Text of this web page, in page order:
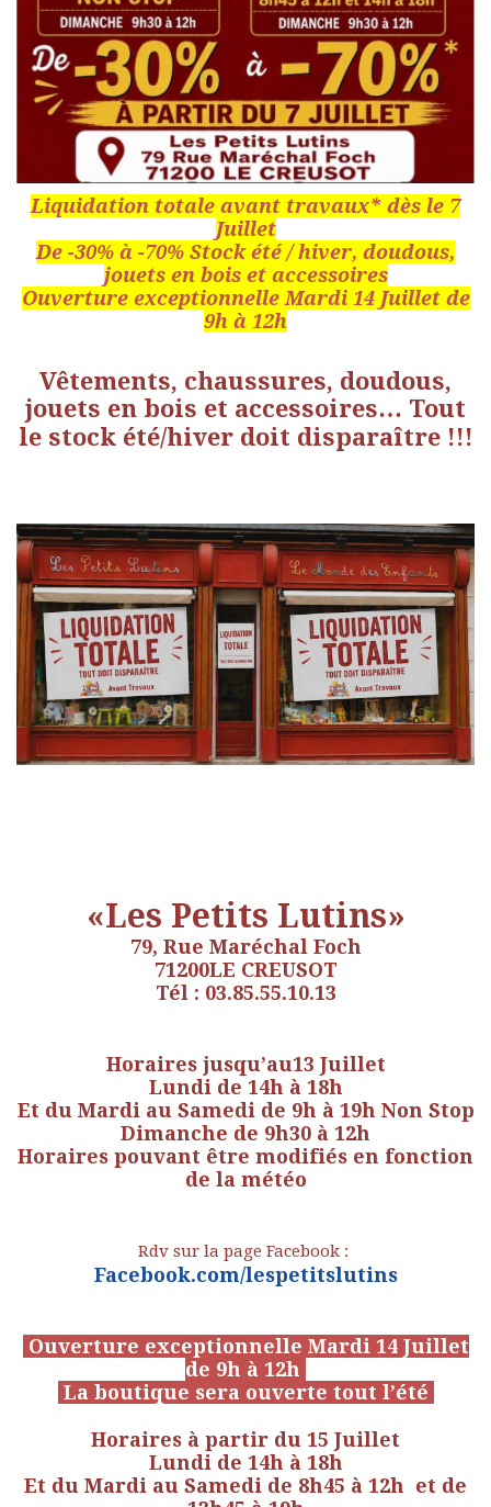
Liquidation totale avant travaux* dès le 7
Juillet
De -30% à -70% Stock été / hiver, doudous,
jouets en bois et accessoires
Ouverture exceptionnelle Mardi 14 Juillet de
9h à 12h
Vêtements, chaussures, doudous,
jouets en bois et accessoires… Tout
le stock été/hiver doit disparaître !!!
«Les Petits Lutins»
79, Rue Maréchal Foch
71200LE CREUSOT
Tél : 03.85.55.10.13
Horaires jusqu’au13 Juillet
Lundi de 14h à 18h
Et du Mardi au Samedi de 9h à 19h Non Stop
Dimanche de 9h30 à 12h
Horaires pouvant être modifiés en fonction
de la météo
Rdv sur la page Facebook :
Facebook.com/lespetitslutins
Ouverture exceptionnelle Mardi 14 Juillet
de 9h à 12h
La boutique sera ouverte tout l’été
Horaires à partir du 15 Juillet
Lundi de 14h à 18h
Et du Mardi au Samedi de 8h45 à 12h et de